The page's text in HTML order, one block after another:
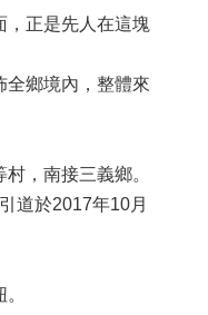
，正是先人在這塊
全鄉境內，整體來
，南接三義鄉。
道於2017年10月